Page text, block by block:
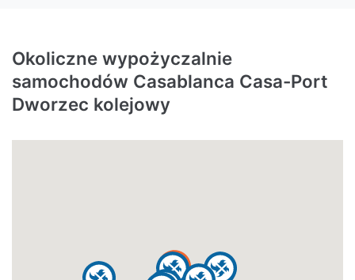
Okoliczne wypożyczalnie
samochodów Casablanca Casa-Port
Dworzec kolejowy